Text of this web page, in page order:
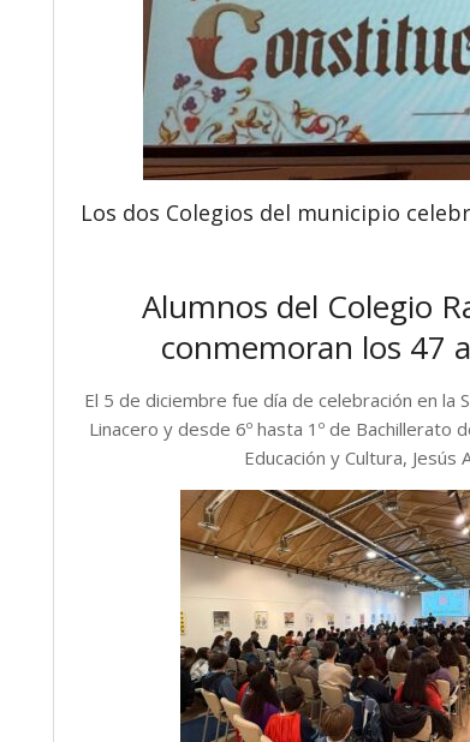
Los dos Colegios del municipio
Alumnos del Colegio
conmemoran los 47
El 5 de diciembre fue día de celebración en la
Linacero y desde 6º hasta 1º de Bachillerato
Educación y Cultura,